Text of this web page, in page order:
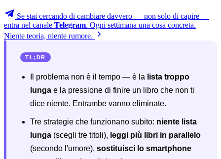
Se stai cercando di cambiare davvero — non solo di capire —
entra nel canale Telegram. Ogni settimana una cosa concreta.
Niente teoria, niente rumore.
TL;DR
Il problema non è il tempo — è la lista troppo
lunga e la pressione di finire un libro che non ti
dice niente. Entrambe vanno eliminate.
Tre strategie che funzionano subito: niente lista
lunga (scegli tre titoli), leggi più libri in parallelo
(secondo l'umore), sostituisci lo smartphone